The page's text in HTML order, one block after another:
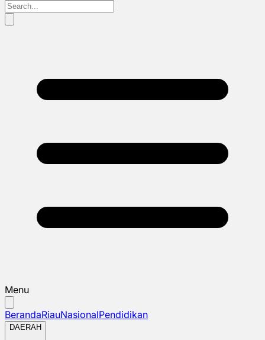
Menu
BerandaRiauNasionalPendidikan
DAERAH